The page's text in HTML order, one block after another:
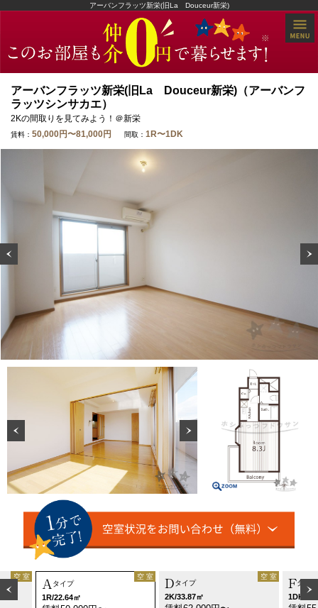
アーバンフラッツ新栄(旧La Douceur新栄)
アーバンフラッツ新栄(旧La Douceur新栄)（アーバンフ
ラッツシンサカエ）
2Kの間取りを見てみよう！＠新栄
賃料： 50,000円〜81,000円 間取： 1R〜1DK
空 室
A タイプ
1R/22.64㎡
空 室
Dタイプ
2K/33.87㎡
空 室
Fタイプ
1DK/